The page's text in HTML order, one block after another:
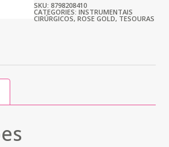
SKU: 8798208410
CATEGORIES: INSTRUMENTAIS
CIRÚRGICOS, ROSE GOLD, TESOURAS